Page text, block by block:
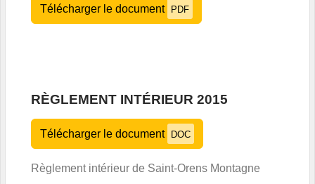
Télécharger le document PDF
RÈGLEMENT INTÉRIEUR 2015
Télécharger le document DOC
Règlement intérieur de Saint-Orens Montagne